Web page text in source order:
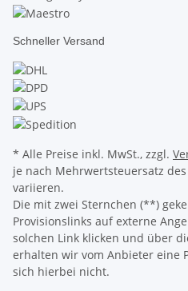
Schneller Versand
* Alle Preise inkl. MwSt., zzgl.
je nach Mehrwertsteuersatz
variieren.
Die mit zwei Sternchen (**)
Provisionslinks auf externe
solchen Link klicken und über
erhalten wir vom Anbieter eine
sich hierbei nicht.